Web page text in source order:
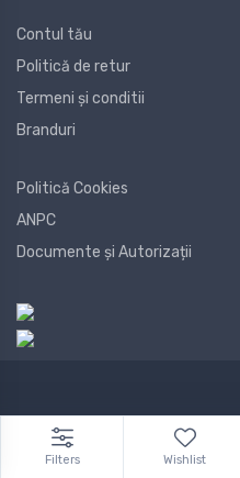
Contul tău
Politică de retur
Termeni și conditii
Branduri
Politică Cookies
ANPC
Documente și Autorizații
Filters Wishlist